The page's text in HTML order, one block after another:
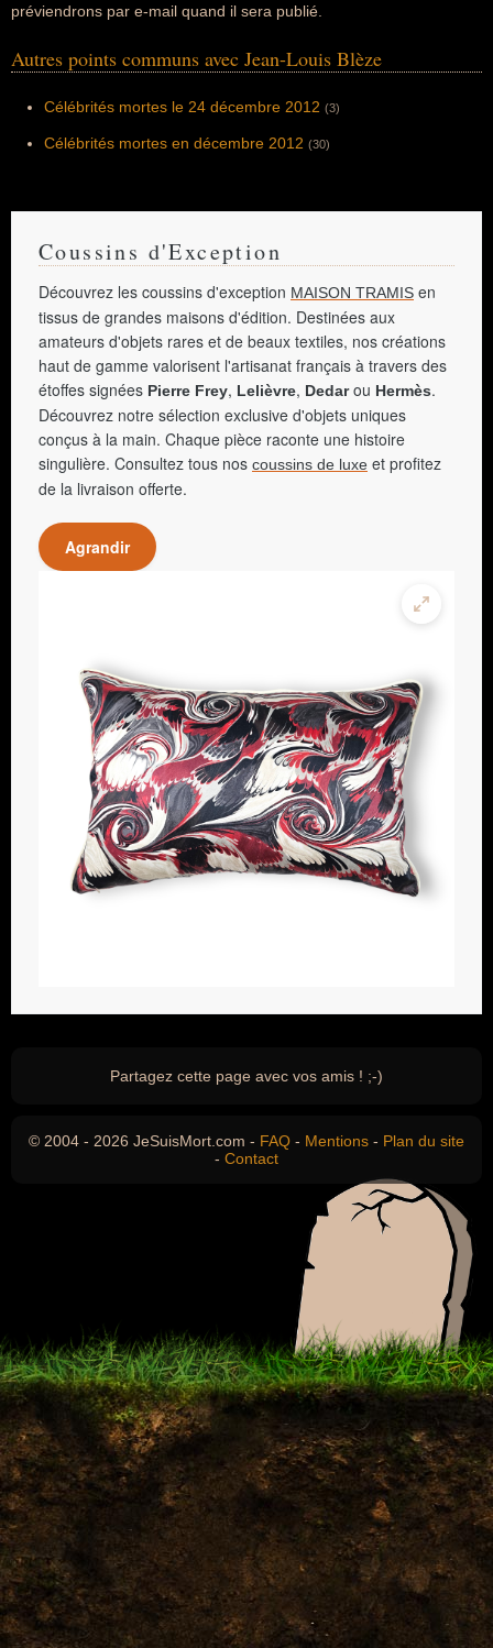
préviendrons par e-mail quand il sera publié.
Autres points communs avec Jean-Louis Blèze
Célébrités mortes le 24 décembre 2012 (3)
Célébrités mortes en décembre 2012 (30)
Coussins d'Exception
Découvrez les coussins d'exception MAISON TRAMIS en
tissus de grandes maisons d'édition. Destinées aux
amateurs d'objets rares et de beaux textiles, nos créations
haut de gamme valorisent l'artisanat français à travers des
étoffes signées Pierre Frey, Lelièvre, Dedarou Hermès.
Découvrez notre sélection exclusive d'objets uniques
conçus à la main. Chaque pièce raconte une histoire
singulière. Consultez tous nos coussins de luxe et profitez
de la livraison offerte.
Agrandir
Partagez cette page avec vos amis ! ;-)
© 2004 - 2026 JeSuisMort.com - FAQ - Mentions - Plan du site
- Contact